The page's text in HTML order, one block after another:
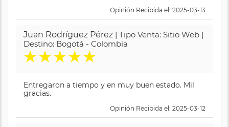
Opinión Recibida el: 2025-03-13
Juan Rodríguez Pérez | Tipo Venta: Sitio Web |
Destino: Bogotá - Colombia
★★★★★
Entregaron a tiempo y en muy buen estado. Mil
gracias.
Opinión Recibida el: 2025-03-12